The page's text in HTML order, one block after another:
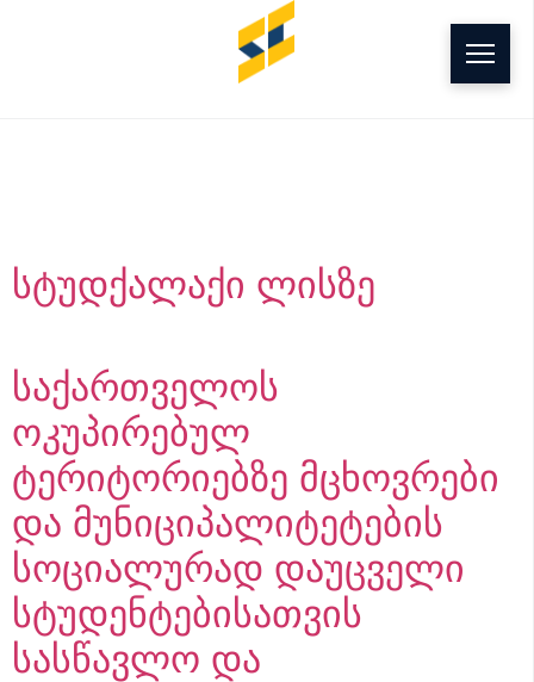
სტუდქალაქი ლისზე
საქართველოს
ოკუპირებულ
ტერიტორიებზე მცხოვრები
და მუნიციპალიტეტების
სოციალურად დაუცველი
სტუდენტებისათვის
სასწავლო და